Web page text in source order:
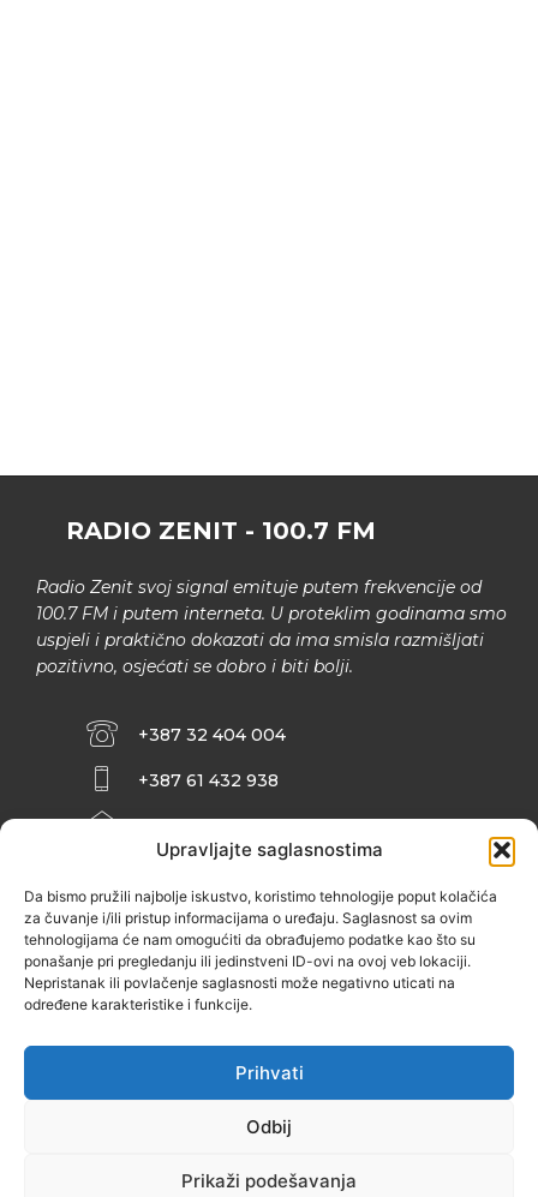
Upravljajte saglasnostima
Da bismo pružili najbolje iskustvo, koristimo tehnologije poput kolačića
za čuvanje i/ili pristup informacijama o uređaju. Saglasnost sa ovim
tehnologijama će nam omogućiti da obrađujemo podatke kao što su
ponašanje pri pregledanju ili jedinstveni ID-ovi na ovoj veb lokaciji.
Nepristanak ili povlačenje saglasnosti može negativno uticati na
određene karakteristike i funkcije.
Prihvati
Odbij
Prikaži podešavanja
RADIO ZENIT - 100.7 FM
Radio Zenit svoj signal emituje putem frekvencije od
100.7 FM i putem interneta. U proteklim godinama smo
uspjeli i praktično dokazati da ima smisla razmišljati
pozitivno, osjećati se dobro i biti bolji.
+387 32 404 004
+387 61 432 938
INFO@ZENIT.BA
ZENIČANKA, 3. SPRAT), 72000 ZENICA